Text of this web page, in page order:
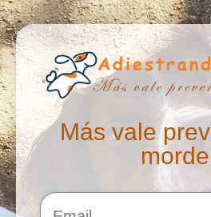
Más vale